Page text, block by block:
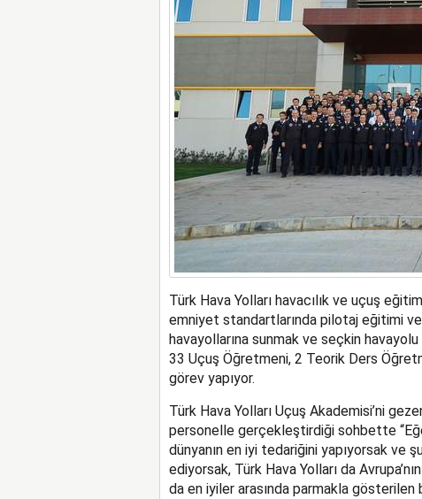
Türk Hava Yolları havacılık ve uçuş
emniyet standartlarında pilotaj eğitimi
havayollarına sunmak ve seçkin
33 Uçuş Öğretmeni, 2 Teorik Ders
görev yapıyor.
Türk Hava Yolları Uçuş Akademisi’ni
personelle gerçekleştirdiği sohbette
dünyanın en iyi tedariğini yapıyorsak ve
ediyorsak, Türk Hava Yolları da
da en iyiler arasında parmakla